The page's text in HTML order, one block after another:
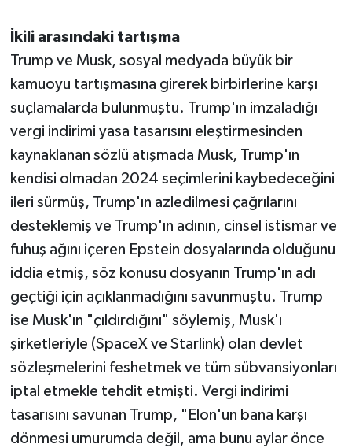
İkili arasındaki tartışma
Trump ve Musk, sosyal medyada büyük bir
kamuoyu tartışmasına girerek birbirlerine karşı
suçlamalarda bulunmuştu. Trump'ın imzaladığı
vergi indirimi yasa tasarısını eleştirmesinden
kaynaklanan sözlü atışmada Musk, Trump'ın
kendisi olmadan 2024 seçimlerini kaybedeceğini
ileri sürmüş, Trump'ın azledilmesi çağrılarını
desteklemiş ve Trump'ın adının, cinsel istismar ve
fuhuş ağını içeren Epstein dosyalarında olduğunu
iddia etmiş, söz konusu dosyanın Trump'ın adı
geçtiği için açıklanmadığını savunmuştu. Trump
ise Musk'ın "çıldırdığını" söylemiş, Musk'ı
şirketleriyle (SpaceX ve Starlink) olan devlet
sözleşmelerini feshetmek ve tüm sübvansiyonları
iptal etmekle tehdit etmişti. Vergi indirimi
tasarısını savunan Trump, "Elon'un bana karşı
dönmesi umurumda değil, ama bunu aylar önce